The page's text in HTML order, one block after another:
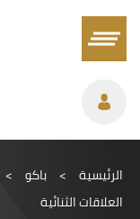
الرئيسية > باكو >
العلاقات الثنائية